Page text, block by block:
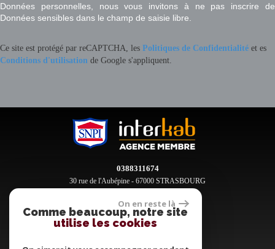
Données personnelles, nous vous invitons à ne pas inscrire de
Données sensibles dans le champ de saisie libre.
Ce site est protégé par reCAPTCHA, les Politiques de Confidentialité et es
Conditions d'utilisation de Google s'appliquent.
0388311674
30 rue de l'Aubépine - 67000 STRASBOURG
Espace propriétaires
On en reste là
Comme beaucoup, notre site
utilise les cookies